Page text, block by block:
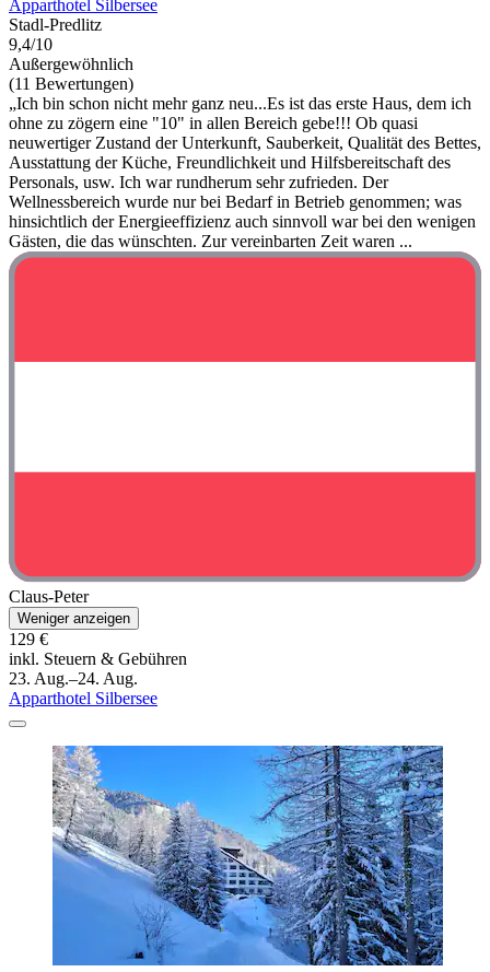
Apparthotel Silbersee
Stadl-Predlitz
9,4/10
Außergewöhnlich
(11 Bewertungen)
„Ich bin schon nicht mehr ganz neu...Es ist das erste Haus, dem ich
ohne zu zögern eine "10" in allen Bereich gebe!!! Ob quasi
neuwertiger Zustand der Unterkunft, Sauberkeit, Qualität des Bettes,
Ausstattung der Küche, Freundlichkeit und Hilfsbereitschaft des
Personals, usw. Ich war rundherum sehr zufrieden. Der
Wellnessbereich wurde nur bei Bedarf in Betrieb genommen; was
hinsichtlich der Energieeffizienz auch sinnvoll war bei den wenigen
Gästen, die das wünschten. Zur vereinbarten Zeit waren ...
Claus-Peter
Weniger anzeigen
129 €
inkl. Steuern & Gebühren
23. Aug.–24. Aug.
Apparthotel Silbersee